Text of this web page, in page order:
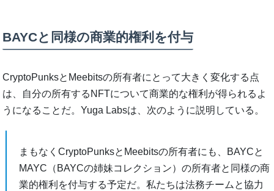
BAYCと同様の商業的権利を付与
CryptoPunksとMeebitsの所有者にとって大きく変化する点
は、自分の所有するNFTについて商業的な権利が得られるよ
うになることだ。Yuga Labsは、次のように説明している。
まもなくCryptoPunksとMeebitsの所有者にも、BAYCと
MAYC（BAYCの姉妹コレクション）の所有者と同様の商
業的権利を付与する予定だ。私たちは法務チームと協力